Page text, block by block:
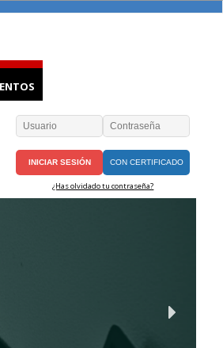
CON CERTIFICADO
¿Has olvidado tu contraseña?